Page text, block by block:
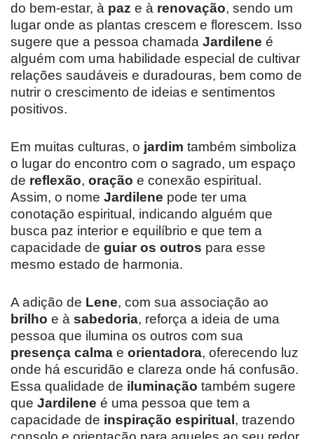
do bem-estar, à paz e à renovação, sendo um
lugar onde as plantas crescem e florescem. Isso
sugere que a pessoa chamada Jardilene é
alguém com uma habilidade especial de cultivar
relações saudáveis e duradouras, bem como de
nutrir o crescimento de ideias e sentimentos
positivos.
Em muitas culturas, o jardim também simboliza
o lugar do encontro com o sagrado, um espaço
de reflexão, oração e conexão espiritual.
Assim, o nome Jardilene pode ter uma
conotação espiritual, indicando alguém que
busca paz interior e equilíbrio e que tem a
capacidade de guiar os outros para esse
mesmo estado de harmonia.
A adição de Lene, com sua associação ao
brilho e à sabedoria, reforça a ideia de uma
pessoa que ilumina os outros com sua
presença calma e orientadora, oferecendo luz
onde há escuridão e clareza onde há confusão.
Essa qualidade de iluminação também sugere
que Jardilene é uma pessoa que tem a
capacidade de inspiração espiritual , trazendo